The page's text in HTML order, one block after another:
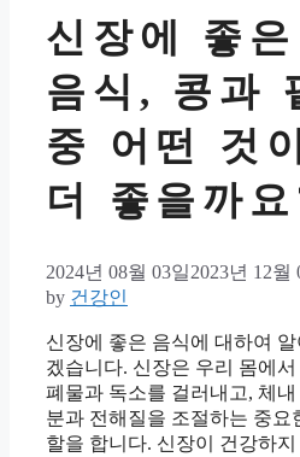
신장에 좋은
음식, 콩과
중 어떤 것이
더 좋을까요
2024년 08월 03일2023년 12월
by 건강인
신장에 좋은 음식에 대하여 알
겠습니다. 신장은 우리 몸에서
폐물과 독소를 걸러내고, 체내
분과 전해질을 조절하는 중요
할을 합니다. 신장이 건강하지